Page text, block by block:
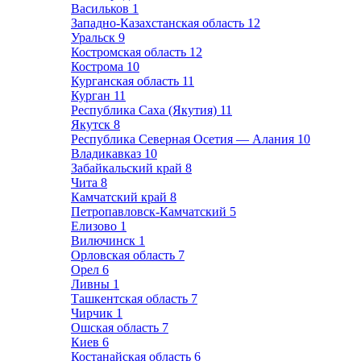
Васильков 1
Западно-Казахстанская область 12
Уральск 9
Костромская область 12
Кострома 10
Курганская область 11
Курган 11
Республика Саха (Якутия) 11
Якутск 8
Республика Северная Осетия — Алания 10
Владикавказ 10
Забайкальский край 8
Чита 8
Камчатский край 8
Петропавловск-Камчатский 5
Елизово 1
Вилючинск 1
Орловская область 7
Орел 6
Ливны 1
Ташкентская область 7
Чирчик 1
Ошская область 7
Киев 6
Костанайская область 6